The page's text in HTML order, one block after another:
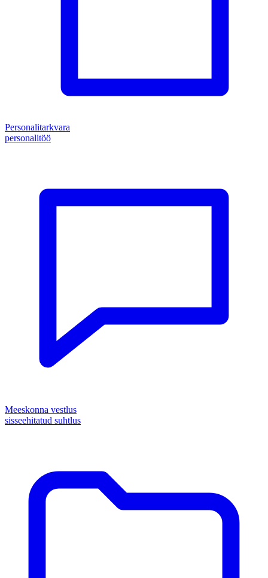
Personalitarkvara
personalitöö
Meeskonna vestlus
sisseehitatud suhtlus